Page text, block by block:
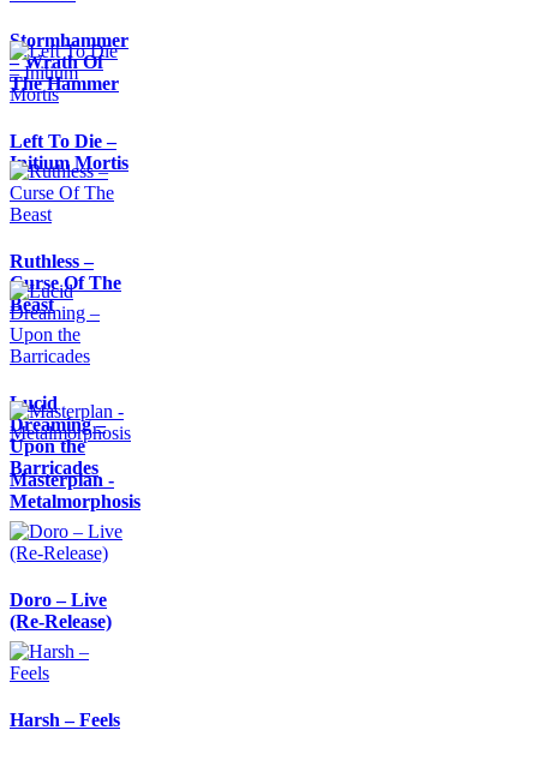
Stormhammer
– Wrath Of
The Hammer
Left To Die –
Initium Mortis
Ruthless –
Curse Of The
Beast
Lucid
Dreaming –
Upon the
Barricades
Masterplan -
Metalmorphosis
Doro – Live
(Re-Release)
Harsh – Feels